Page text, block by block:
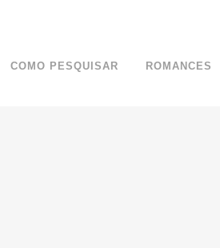
COMO PESQUISAR ROMANCES